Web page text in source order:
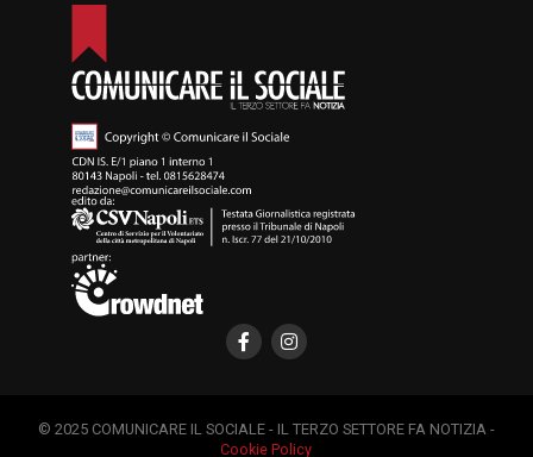
© 2025 COMUNICARE IL SOCIALE - IL TERZO SETTORE FA NOTIZIA -
Cookie Policy